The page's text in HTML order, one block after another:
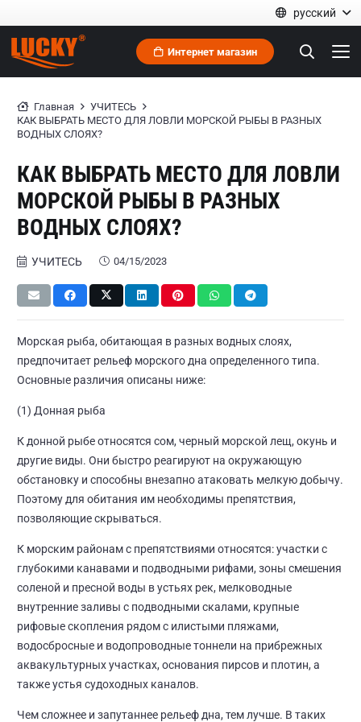
русский
Интернет магазин
Главная
УЧИТЕСЬ
КАК ВЫБРАТЬ МЕСТО ДЛЯ ЛОВЛИ МОРСКОЙ РЫБЫ В РАЗНЫХ
ВОДНЫХ СЛОЯХ?
КАК ВЫБРАТЬ МЕСТО ДЛЯ ЛОВЛИ
МОРСКОЙ РЫБЫ В РАЗНЫХ
ВОДНЫХ СЛОЯХ?
УЧИТЕСЬ 04/15/2023
Морская рыба, обитающая в разных водных слоях,
предпочитает рельеф морского дна определенного типа.
Основные различия описаны ниже:
(1) Донная рыба
К донной рыбе относятся сом, черный морской лещ, окунь и
другие виды. Они быстро реагируют на окружающую
обстановку и способны внезапно атаковать мелкую добычу.
Поэтому для обитания им необходимы препятствия,
позволяющие скрываться.
К морским районам с препятствиями относятся: участки с
глубокими канавами и подводными рифами, зоны смешения
соленой и пресной воды в устьях рек, мелководные
внутренние заливы с подводными скалами, крупные
рифовые скопления рядом с илистыми пляжами,
водосбросные и водопроводные тоннели на прибрежных
аквакультурных участках, основания пирсов и плотин, а
также устья судоходных каналов.
Чем сложнее и запутаннее рельеф дна, тем лучше. В таких